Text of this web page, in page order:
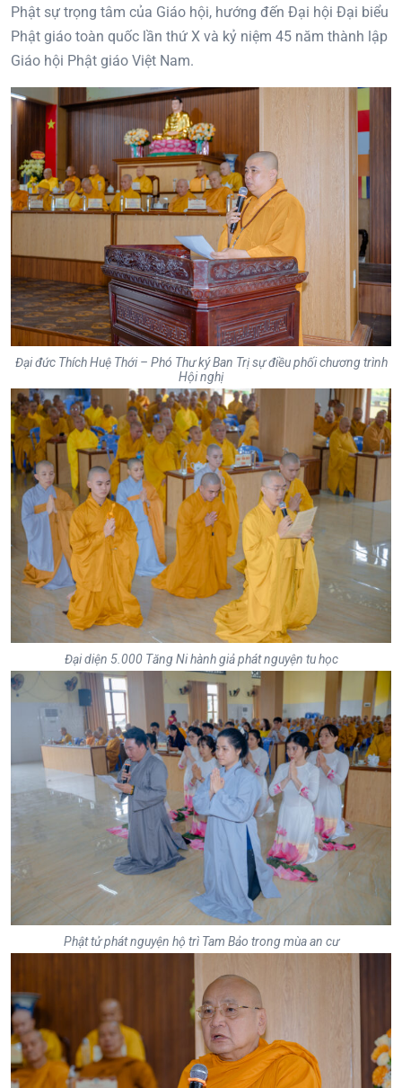
Phật sự trọng tâm của Giáo hội, hướng đến Đại hội Đại biểu
Phật giáo toàn quốc lần thứ X và kỷ niệm 45 năm thành lập
Giáo hội Phật giáo Việt Nam.
Đại đức Thích Huệ Thới – Phó Thư ký Ban Trị sự điều phối chương trình
Hội nghị
Đại diện 5.000 Tăng Ni hành giả phát nguyện tu học
Phật tử phát nguyện hộ trì Tam Bảo trong mùa an cư